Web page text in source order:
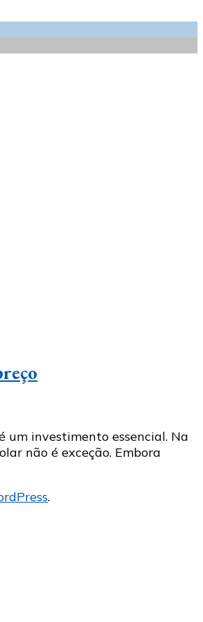
um investimento essencial. Na
não é exceção. Embora
.